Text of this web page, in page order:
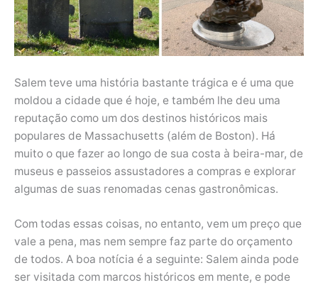
Salem teve uma história bastante trágica e é uma que
moldou a cidade que é hoje, e também lhe deu uma
reputação como um dos destinos históricos mais
populares de Massachusetts (além de Boston). Há
muito o que fazer ao longo de sua costa à beira-mar, de
museus e passeios assustadores a compras e explorar
algumas de suas renomadas cenas gastronômicas.
Com todas essas coisas, no entanto, vem um preço que
vale a pena, mas nem sempre faz parte do orçamento
de todos. A boa notícia é a seguinte: Salem ainda pode
ser visitada com marcos históricos em mente, e pode